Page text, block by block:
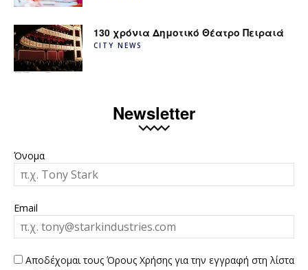
130 χρόνια Δημοτικό Θέατρο Πειραιά
CITY NEWS
Newsletter
Όνομα
Email
Αποδέχομαι τους Όρους Χρήσης για την εγγραφή στη λίστα